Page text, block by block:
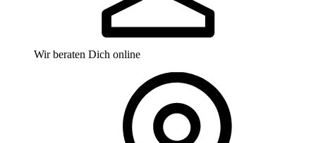
Wir beraten Dich online